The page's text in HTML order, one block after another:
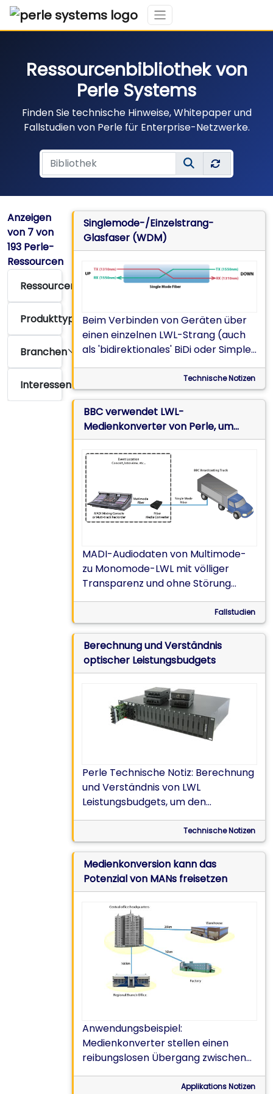
Ressourcenbibliothek von
Perle Systems
Finden Sie technische Hinweise, Whitepaper und
Fallstudien von Perle für Enterprise-Netzwerke.
Anzeigen
von 7von
193 Perle-
Ressourcen
Ressourcentyp
Produkttyp
Branchen
Interessen
Singlemode-/Einzelstrang-
Glasfaser (WDM)
Beim Verbinden von Geräten über
einen einzelnen LWL-Strang (auch
als 'bidirektionales' BiDi oder Simplex
bezeichnet) werden zwei Geräte,
die auch als 'Up / Down' -Modelle
bezeichnet werden, für die LWL-
Wandlung benötigt
Technische Notizen
BBC verwendet LWL-
Medienkonverter von Perle, um
MADI-Multimode-Audiodaten über
Single Mode LWL zu übertragen
MADI-Audiodaten von Multimode-
zu Monomode-LWL mit völliger
Transparenz und ohne Störung
konvertiert.
Fallstudien
Berechnung und Verständnis
optischer Leistungsbudgets
Perle Technische Notiz: Berechnung
und Verständnis von LWL
Leistungsbudgets, um den
maximalen Abstand des LWL-kabels
zwischen Medienkonvertern
festzulegen
Technische Notizen
Medienkonversion kann das
Potenzial von MANs freisetzen
Anwendungsbeispiel:
Medienkonverter stellen einen
reibungslosen Übergang zwischen
der lokalen Ethernet-Einrichtung &
dem Dark Fiber im MAN-Einsatz
Applikations Notizen